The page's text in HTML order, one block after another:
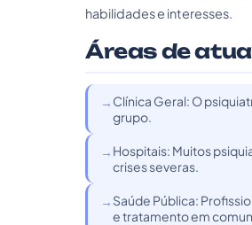
habilidades e interesses.
Áreas de
Clínica Geral: O
grupo.
Hospitais: Muitos
crises severas.
Saúde Pública:
e tratamento em